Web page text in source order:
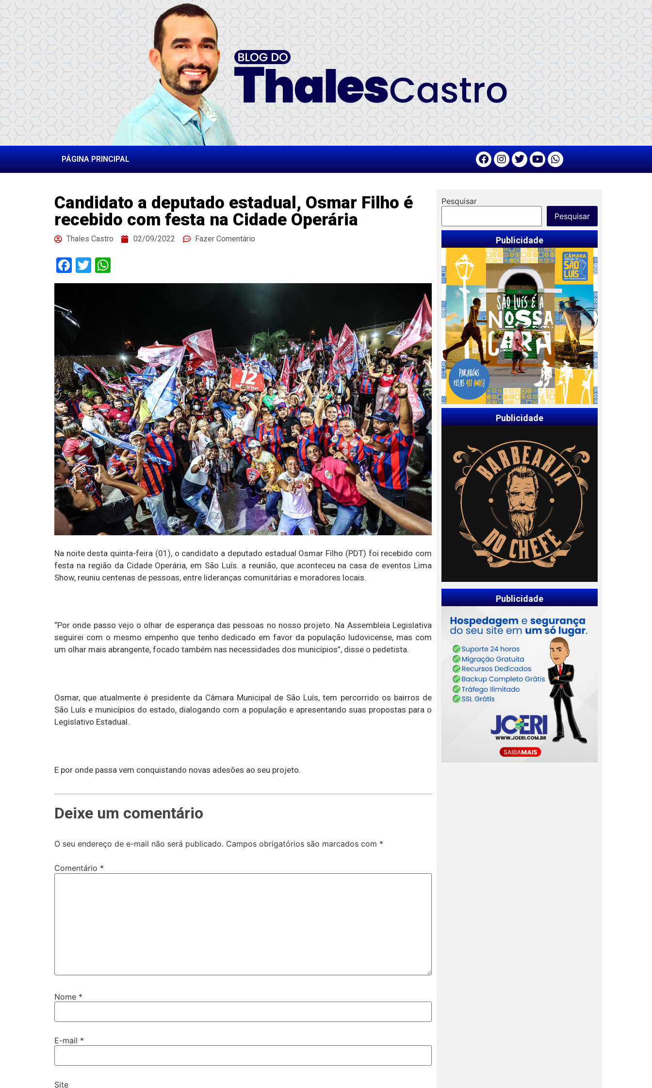
PÁGINA PRINCIPAL
Candidato a deputado estadual, Osmar Filho é
recebido com festa na Cidade Operária
Thales Castro 02/09/2022 Fazer Comentário
Facebook
Twitter
Na noite desta quinta-feira (01), o candidato a deputado estadual Osmar Filho (PDT) foi recebido com
festa na região da Cidade Operária, em São Luís. a reunião, que aconteceu na casa de eventos Lima
Show, reuniu centenas de pessoas, entre lideranças comunitárias e moradores locais.
“Por onde passo vejo o olhar de esperança das pessoas no nosso projeto. Na Assembleia Legislativa
seguirei com o mesmo empenho que tenho dedicado em favor da população ludovicense, mas com
um olhar mais abrangente, focado também nas necessidades dos municípios”, disse o pedetista.
Osmar, que atualmente é presidente da Câmara Municipal de São Luís, tem percorrido os bairros de
São Luís e municípios do estado, dialogando com a população e apresentando suas propostas para o
Legislativo Estadual.
E por onde passa vem conquistando novas adesões ao seu projeto.
Deixe um comentário
O seu endereço de e-mail não será publicado. Campos obrigatórios são marcados com *
Comentário *
Nome *
E-mail *
Site
Pesquisar
Pesquisar
Publicidade
Publicidade
Publicidade